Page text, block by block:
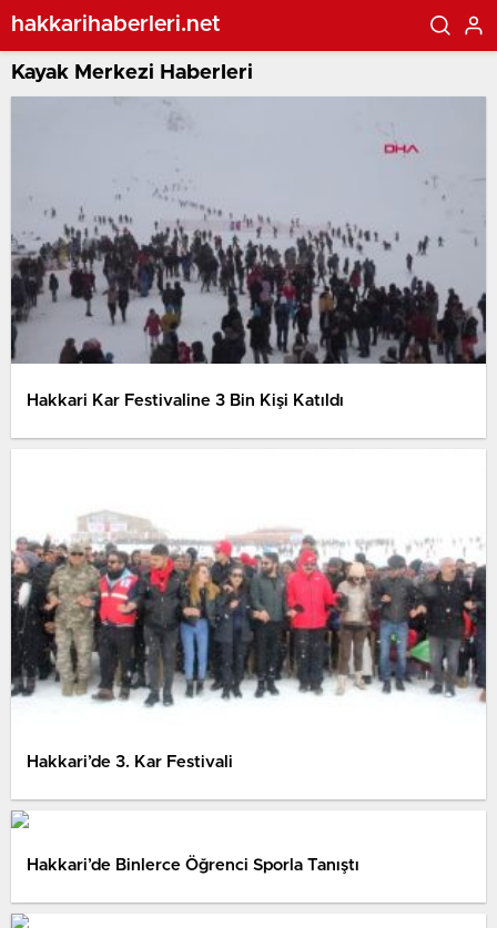
hakkarihaberleri.net
Kayak Merkezi Haberleri
Hakkari Kar Festivaline 3 Bin Kişi Katıldı
Hakkari’de 3. Kar Festivali
Hakkari’de Binlerce Öğrenci Sporla Tanıştı